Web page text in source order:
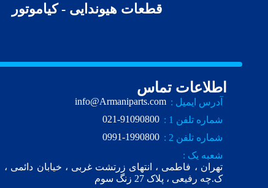
قطعات هیوندایی - کیاموتور
اطلاعات تماس
آدرس ایمیل : info@Armaniparts.com
شماره تلفن 1 :
021-91090800
شماره تلفن 2 :
0991-1990800
شعبه یک :
تهران ، فاطمی ، انتهای زرتشت غربی ، خیابان دائمی ،
ک.چه رفیعی ، پلاک 27 زنگ سوم